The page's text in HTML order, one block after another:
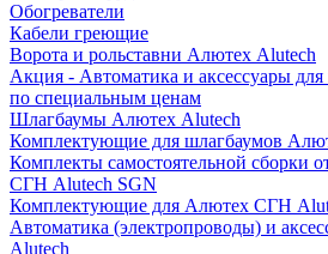
Обогреватели
Кабели греющие
Ворота и рольставни Алютех Alutech
Акция - Автоматика и аксессуары
по специальным ценам
Шлагбаумы Алютех Alutech
Комплектующие для шлагбаумов
Комплекты самостоятельной сборки
СГН Alutech SGN
Комплектующие для Алютех СГН
Автоматика (электропроводы) и
Alutech